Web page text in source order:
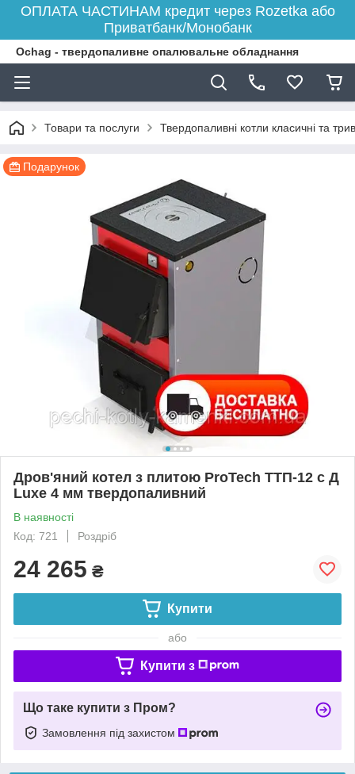
ОПЛАТА ЧАСТИНАМ кредит через Rozetka або
Приватбанк/Монобанк
Ochag - твердопаливне опалювальне обладнання
Товари та послуги Твердопаливні котли класичні та
Подарунок
Дров'яний котел з плитою ProTech ТТП-12 с Д
Luxe 4 мм твердопаливний
В наявності
Код: 721
Роздріб
24 265 ₴
Купити
або
Купити з
Що таке купити з Пром?
Замовлення під захистом